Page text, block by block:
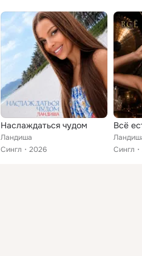
Наслаждаться чудом
Ландиша
Сингл
2026
Всё
Сингл